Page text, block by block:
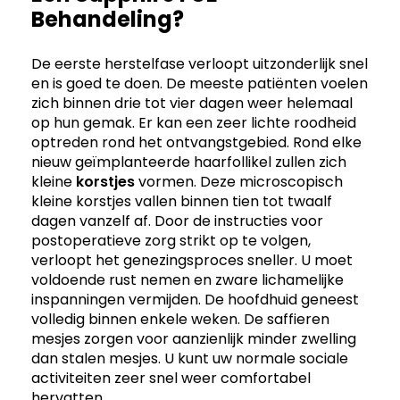
Behandeling?
De eerste herstelfase verloopt uitzonderlijk snel
en is goed te doen. De meeste patiënten voelen
zich binnen drie tot vier dagen weer helemaal
op hun gemak. Er kan een zeer lichte roodheid
optreden rond het ontvangstgebied. Rond elke
nieuw geïmplanteerde haarfollikel zullen zich
kleine korstjesvormen. Deze microscopisch
kleine korstjes vallen binnen tien tot twaalf
dagen vanzelf af. Door de instructies voor
postoperatieve zorg strikt op te volgen,
verloopt het genezingsproces sneller. U moet
voldoende rust nemen en zware lichamelijke
inspanningen vermijden. De hoofdhuid geneest
volledig binnen enkele weken. De saffieren
mesjes zorgen voor aanzienlijk minder zwelling
dan stalen mesjes. U kunt uw normale sociale
activiteiten zeer snel weer comfortabel